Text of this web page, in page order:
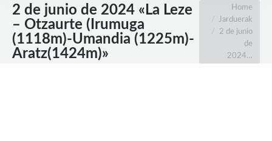
2 de junio de 2024 «La Leze
– Otzaurte (Irumuga
(1118m)-Umandia (1225m)-
Aratz(1424m)»
You are here:
Home
Jarduerak
2 de junio
de
2024…